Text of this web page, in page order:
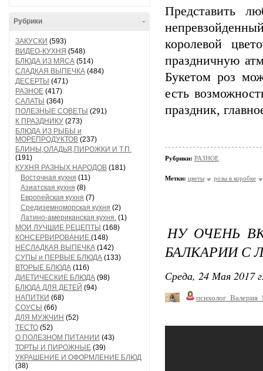
-
Рубрики
ЗАКУСКИ (593)
ВИДЕО-КУХНЯ (548)
БЛЮДА ИЗ МЯСА (514)
СЛАДКАЯ ВЫПЕЧКА (484)
ДЕСЕРТЫ (471)
РАЗНОЕ (417)
САЛАТЫ (364)
ПОЛЕЗНЫЕ СОВЕТЫ (291)
К ПРАЗДНИКУ (273)
БЛЮДА ИЗ РЫБЫ и
МОРЕПРОДУКТОВ (237)
БЛИНЫ,ОЛАДЬЯ,ПИРОЖКИ И Т.П.
(191)
КУХНЯ РАЗНЫХ НАРОДОВ (181)
Восточная кухня (11)
Азиатская кухня (8)
Европейская кухня (7)
Средиземноморская кухня (2)
Латино-американская кухня. (1)
МОИ ЛУЧШИЕ РЕЦЕПТЫ (168)
КОНСЕРВИРОВАНИЕ (148)
НЕСЛАДКАЯ ВЫПЕЧКА (142)
СУПЫ и ПЕРВЫЕ БЛЮДА (133)
ВТОРЫЕ БЛЮДА (116)
ДИЕТИЧЕСКИЕ БЛЮДА (98)
БЛЮДА ДЛЯ ДЕТЕЙ (94)
НАПИТКИ (68)
СОУСЫ (66)
ДЛЯ МУЖЧИН (52)
ТЕСТО (52)
О ПОЛЕЗНОМ ПИТАНИИ (43)
ТОРТЫ И ПИРОЖНЫЕ (39)
УКРАШЕНИЕ И ОФОРМЛЕНИЕ БЛЮД
(38)
Представить
королевой
праздничную
Букетом роз
есть
праздник,
Рубрики: РАЗНОЕ
Метки: цветы розы в коробке
НУ ОЧЕНЬ
БАЛКАРИИ С
Среда, 24 Мая 2017